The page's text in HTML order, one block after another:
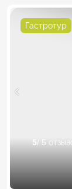
Гастротур
5/ 5